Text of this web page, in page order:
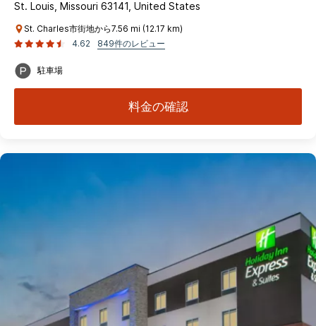
St. Louis, Missouri 63141, United States
St. Charles市街地から7.56 mi (12.17 km)
4.62
849件のレビュー
駐車場
料金の確認